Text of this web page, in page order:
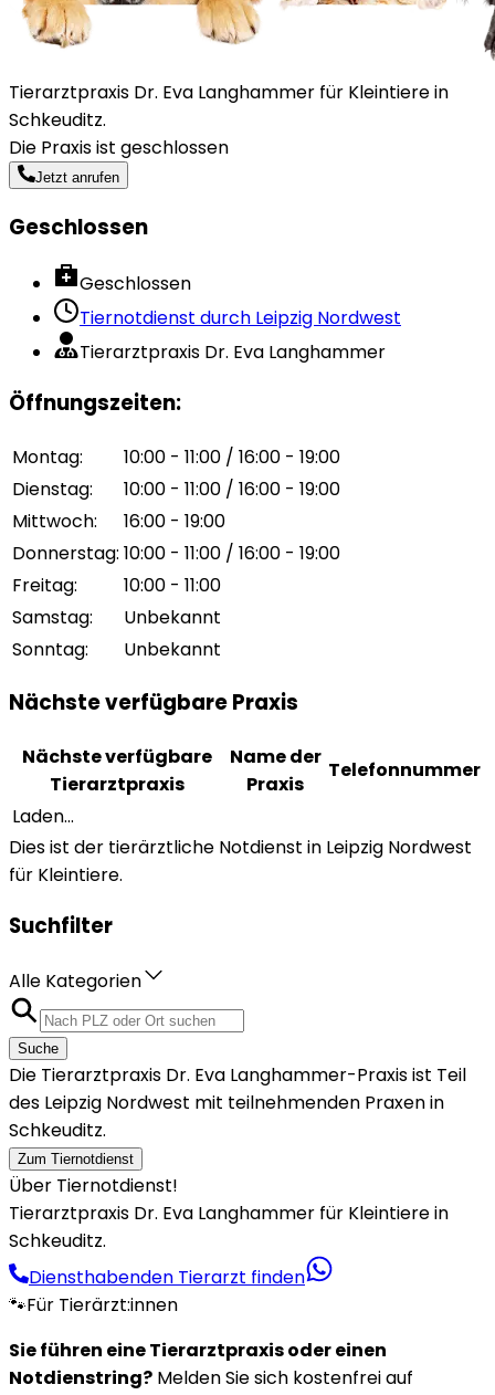
Tierarztpraxis Dr. Eva Langhammer für Kleintiere in
Schkeuditz.
Die Praxis ist geschlossen
Jetzt anrufen
Geschlossen
Geschlossen
Tiernotdienst durch Leipzig Nordwest
Tierarztpraxis Dr. Eva Langhammer
Öffnungszeiten:
Montag:
10:00 - 11:00 / 16:00 - 19:00
Dienstag:
10:00 - 11:00 / 16:00 - 19:00
Mittwoch:
16:00 - 19:00
Donnerstag: 10:00 - 11:00 / 16:00 - 19:00
Freitag:
10:00 - 11:00
Samstag:
Unbekannt
Sonntag: Unbekannt
Nächste verfügbare Praxis
Nächste verfügbare
Tierarztpraxis
Name der
Praxis
Telefonnummer
Laden...
Dies ist der tierärztliche Notdienst in Leipzig Nordwest
für Kleintiere.
Suchfilter
Alle Kategorien
Suche
Die Tierarztpraxis Dr. Eva Langhammer-Praxis ist Teil
des Leipzig Nordwest mit teilnehmenden Praxen in
Schkeuditz.
Zum Tiernotdienst
Über Tiernotdienst!
Tierarztpraxis Dr. Eva Langhammer für Kleintiere in
Schkeuditz.
Diensthabenden Tierarzt finden
🐾Für Tierärzt:innen
Sie führen eine Tierarztpraxis oder einen
Notdienstring? Melden Sie sich kostenfrei auf